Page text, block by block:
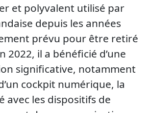
et polyvalent utilisé par
depuis les années
prévu pour être retiré
2022, il a bénéficié d’une
significative, notamment
cockpit numérique, la
avec les dispositifs de